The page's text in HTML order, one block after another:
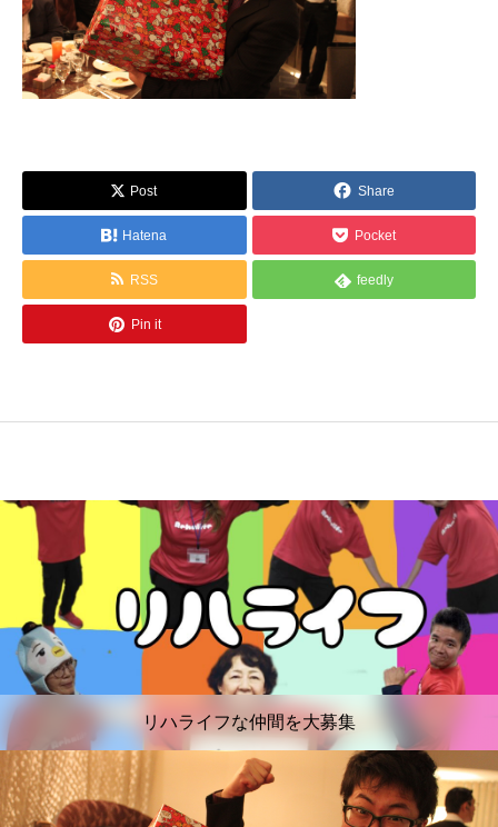
Post Share
Hatena Pocket
RSS feedly
Pin it
リハライフな仲間を大募集